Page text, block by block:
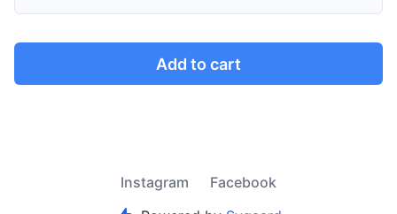
Add to cart
Instagram
Facebook